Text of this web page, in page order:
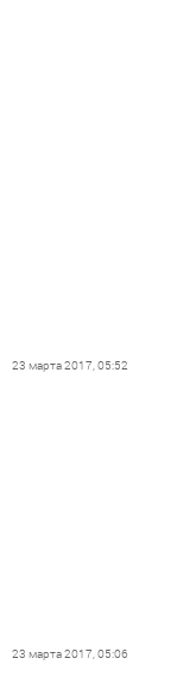
23 марта 2017, 05:52
23 марта 2017, 05:06